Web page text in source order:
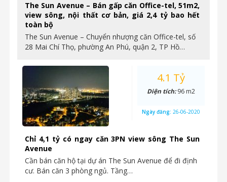
The Sun Avenue – Bán gấp căn Office-tel, 51m2,
view sông, nội thất cơ bản, giá 2,4 tỷ bao hết
toàn bộ
The Sun Avenue – Chuyển nhượng căn Office-tel, số
28 Mai Chí Thọ, phường An Phú, quận 2, TP Hồ…
Chỉ 4,1 tỷ có ngay căn 3PN view sông The Sun
Avenue
Cần bán căn hộ tại dự án The Sun Avenue để đi định
cư. Bán căn 3 phòng ngủ. Tầng…
4.1 Tỷ
Diện tích:96 m2
Ngày đăng: 26-06-2020